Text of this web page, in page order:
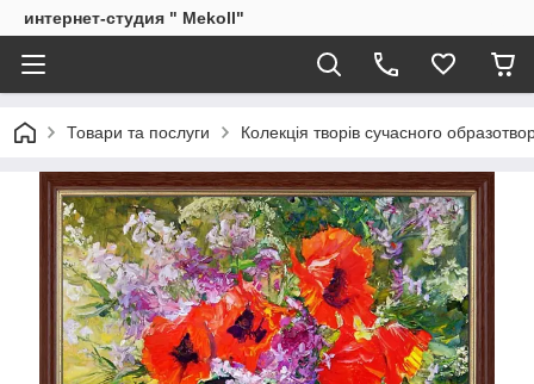
интернет-студия " Mekoll"
Товари та послуги Колекція творів сучасного